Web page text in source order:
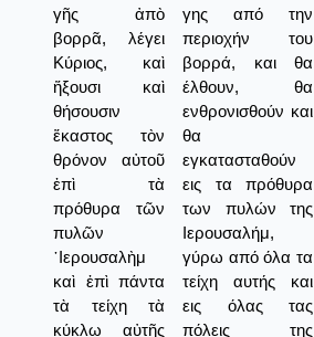
γῆς ἀπὸ
βορρᾶ, λέγει
Κύριος, καὶ
ἥξουσι καὶ
θήσουσιν
ἕκαστος τὸν
θρόνον αὐτοῦ
ἐπὶ τὰ
πρόθυρα τῶν
πυλῶν
῾Ιερουσαλὴμ
καὶ ἐπὶ πάντα
τὰ τείχη τὰ
κύκλῳ αὐτῆς
γης από την
περιοχήν του
βορρά, και θα
έλθουν, θα
ενθρονισθούν και
θα
εγκατασταθούν
εις τα πρόθυρα
των πυλών της
Ιερουσαλήμ,
γύρω από όλα τα
τείχη αυτής και
εις όλας τας
πόλεις της